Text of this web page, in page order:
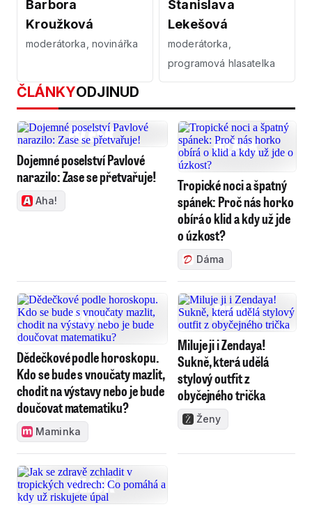
Barbora
Kroužková
moderátorka, novinářka
Stanislava
Lekešová
moderátorka,
programová hlasatelka
ČLÁNKYODJINUD
Dojemné poselství Pavlové
narazilo: Zase se přetvařuje!
Aha!
Tropické noci a špatný
spánek: Proč nás horko
obírá o klid a kdy už jde
o úzkost?
Dáma
Dědečkové podle horoskopu.
Kdo se bude s vnoučaty mazlit,
chodit na výstavy nebo je bude
doučovat matematiku?
Maminka
Miluje ji i Zendaya!
Sukně, která udělá
stylový outfit z
obyčejného trička
Ženy